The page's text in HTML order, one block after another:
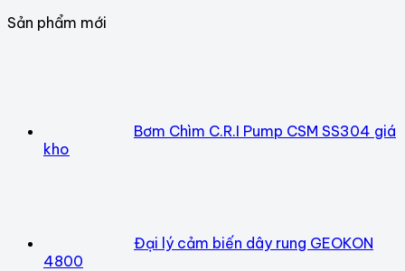
Sản phẩm mới
Bơm Chìm C.R.I Pump CSM SS304 giá
kho
Đại lý cảm biến dây rung GEOKON
4800